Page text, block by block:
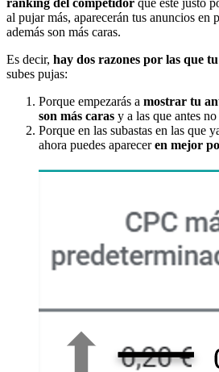
al pujar más, aparecerán tus anuncios en
además son más caras.
Es decir, hay dos razones por las que
subes pujas:
Porque empezarás a mostrar tu
son más caras y a las que antes
Porque en las subastas en las que
ahora puedes apareceren mejor